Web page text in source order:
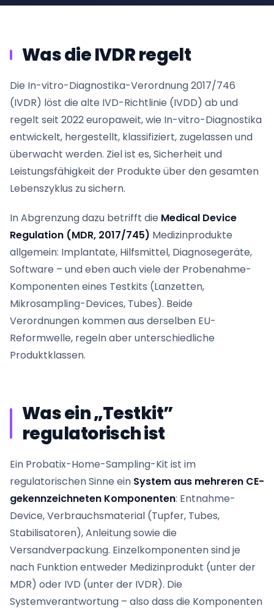
Was die IVDR regelt
Die In-vitro-Diagnostika-Verordnung 2017/746
(IVDR) löst die alte IVD-Richtlinie (IVDD) ab und
regelt seit 2022 europaweit, wie In-vitro-Diagnostika
entwickelt, hergestellt, klassifiziert, zugelassen und
überwacht werden. Ziel ist es, Sicherheit und
Leistungsfähigkeit der Produkte über den gesamten
Lebenszyklus zu sichern.
In Abgrenzung dazu betrifft die Medical Device
Regulation (MDR, 2017/745) Medizinprodukte
allgemein: Implantate, Hilfsmittel, Diagnosegeräte,
Software – und eben auch viele der Probenahme-
Komponenten eines Testkits (Lanzetten,
Mikrosampling-Devices, Tubes). Beide
Verordnungen kommen aus derselben EU-
Reformwelle, regeln aber unterschiedliche
Produktklassen.
Was ein „Testkit”
regulatorisch ist
Ein Probatix-Home-Sampling-Kit ist im
regulatorischen Sinne ein System aus mehreren CE-
gekennzeichneten Komponenten: Entnahme-
Device, Verbrauchsmaterial (Tupfer, Tubes,
Stabilisatoren), Anleitung sowie die
Versandverpackung. Einzelkomponenten sind je
nach Funktion entweder Medizinprodukt (unter der
MDR) oder IVD (unter der IVDR). Die
Systemverantwortung – also dass die Komponenten